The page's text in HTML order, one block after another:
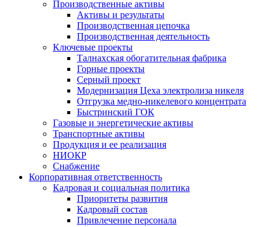
Производственные активы
Активы и результаты
Производственная цепочка
Производственная деятельность
Ключевые проекты
Талнахская обогатительная фабрика
Горные проекты
Серный проект
Модернизация Цеха электролиза никеля
Отгрузка медно-никелевого концентрата
Быстринский ГОК
Газовые и энергетические активы
Транспортные активы
Продукция и ее реализация
НИОКР
Снабжение
Корпоративная ответственность
Кадровая и социальная политика
Приоритеты развития
Кадровый состав
Привлечение персонала